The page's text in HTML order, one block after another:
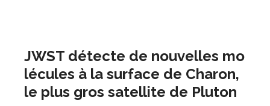
JWST détecte de nouvelles mo
lécules à la surface de Charon,
le plus gros satellite de Pluton